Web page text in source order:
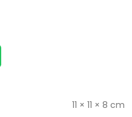
11 × 11 × 8 cm